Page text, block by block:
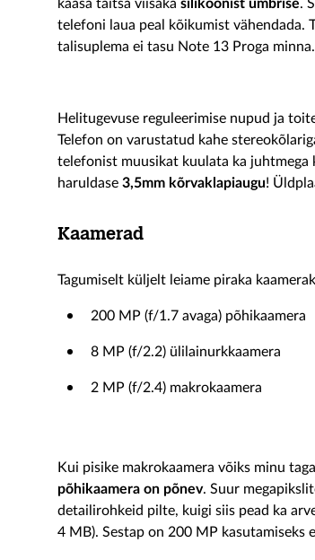
kaasa täitsa viisaka silikoonist ümbrise.
telefoni laua peal kõikumist vähendada.
talisuplema ei tasu Note 13 Proga
Helitugevuse reguleerimise nupud ja
Telefon on varustatud kahe
telefonist muusikat kuulata ka juhtmega
haruldase 3,5mm kõrvaklapiaugu!
Kaamerad
Tagumiselt küljelt leiame piraka
200 MP (f/1.7 avaga) põhikaamera
8 MP (f/2.2) ülilainurkkaamera
2 MP (f/2.4) makrokaamera
Kui pisike makrokaamera võiks minu
põhikaamera on põnev. Suur
detailirohkeid pilte, kuigi siis pead ka
4 MB). Sestap on 200 MP kasutamiseks